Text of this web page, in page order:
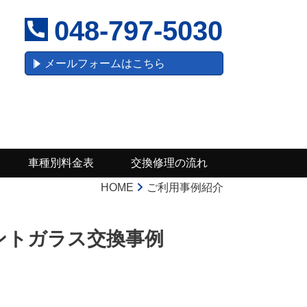
048-797-5030
メールフォームはこちら
車種別料金表 交換修理の流れ
HOME ご利用事例紹介
ガラス交換事例